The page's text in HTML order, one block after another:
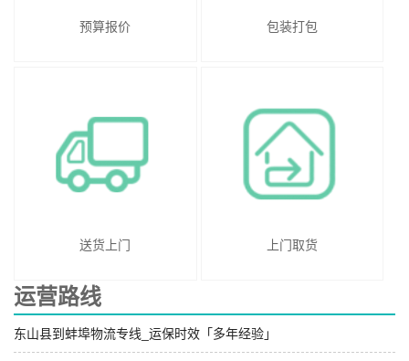
预算报价 包装打包
送货上门 上门取货
运营路线
东山县到蚌埠物流专线_运保时效「多年经验」